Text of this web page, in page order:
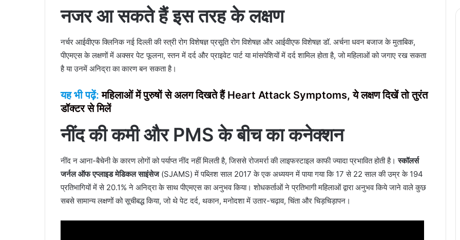
नजर आ सकते हैं इस तरह के लक्षण
नर्चर आईवीएफ क्लिनिक नई दिल्ली की स्त्री रोग विशेषज्ञ प्रसूति रोग विशेषज्ञ और आईवीएफ विशेषज्ञ डॉ. अर्चना धवन बजाज के मुताबिक,
पीएमएस के लक्षणों में अक्सर पेट फूलना, स्तन में दर्द और प्राइवेट पार्ट या मांसपेशियों में दर्द शामिल होता है, जो महिलाओं को जगाए रख सकता
है या उनमें अनिद्रा का कारण बन सकता है।
यह भी पढ़ें:महिलाओं में पुरुषों से अलग दिखते हैं Heart Attack Symptoms, ये लक्षण दिखें तो तुरंत
डॉक्टर से मिलें
नींद की कमी और PMS के बीच का कनेक्शन
नींद न आना-बैचेनी के कारण लोगों को पर्याप्त नींद नहीं मिलती है, जिससे रोजमर्रा की लाइफस्टाइल काफी ज्यादा प्रभावित होती है।स्कॉलर्स
जर्नल ऑफ एप्लाइड मेडिकल साइंसेज(SJAMS) में पब्लिश साल 2017 के एक अध्ययन में पाया गया कि 17 से 22 साल की उम्र के 194
प्रतिभागियों में से 20.1% ने अनिद्रा के साथ पीएमएस का अनुभव किया। शोधकर्ताओं ने प्रतिभागी महिलाओं द्वारा अनुभव किये जाने वाले कुछ
सबसे सामान्य लक्षणों को सूचीबद्ध किया, जो थे पेट दर्द, थकान, मनोदशा में उतार-चढ़ाव, चिंता और चिड़चिड़ापन।